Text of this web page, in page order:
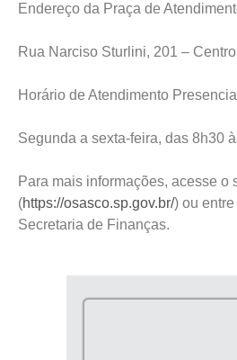
Endereço da Praça de
Rua Narciso Sturlini, 201 – Centro
Horário de Atendimento
Segunda a sexta-feira, das 8h30
Para mais informações, acesse o
(https://osasco.sp.gov.br/) ou
Secretaria de Finanças.